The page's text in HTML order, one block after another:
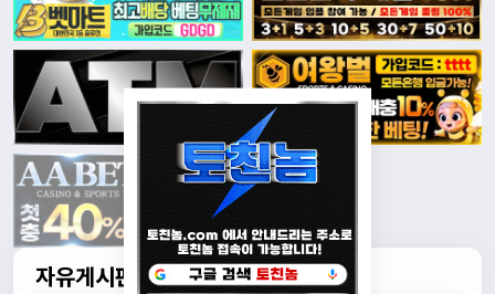
자유게시판